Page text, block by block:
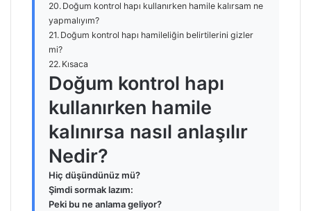
Doğum kontrol hapı kullanırken hamile kalırsam ne
yapmalıyım?
Doğum kontrol hapı hamileliğin belirtilerini gizler
mi?
Kısaca
Doğum kontrol hapı
kullanırken hamile
kalınırsa nasıl anlaşılır
Nedir?
Hiç düşündünüz mü?
Şimdi sormak lazım:
Peki bu ne anlama geliyor?